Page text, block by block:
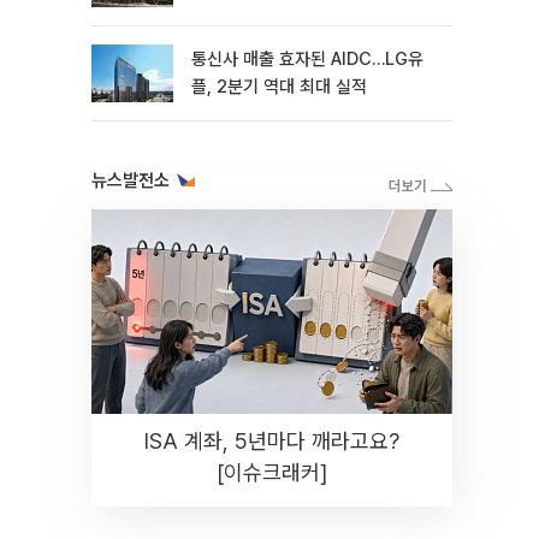
통신사 매출 효자된 AIDC…LG유
플, 2분기 역대 최대 실적
뉴스발전소
ISA 계좌, 5년마다 깨라고요?
[이슈크래커]